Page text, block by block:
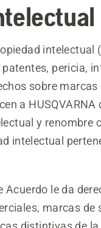
intelectual
pericia,
sobre
a HUSQVARNA
y renombre
intelectual
Acuerdo le da
marcas de